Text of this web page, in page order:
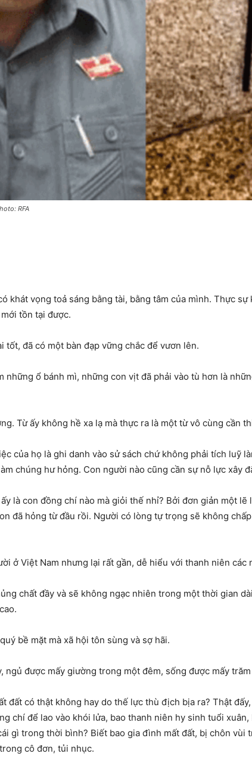
RFA
khát vọng toả sáng bằng tài, bằng tâm của mình. Thực
tồn tại được.
tốt, đã có một bàn đạp vững chắc để vươn lên.
ổ bánh mì, những con vịt đã phải vào tù hơn là
Từ ấy không hề xa lạ mà thực ra là một từ vô cùng cần
của họ là ghi danh vào sử sách chứ không phải tích luỹ
chúng hư hỏng. Con người nào cũng cần sự nỗ lực xây
là con đồng chí nào mà giỏi thế nhỉ? Bởi đơn giản một
đã hỏng từ đầu rồi. Người có lòng tự trọng sẽ không
ở Việt Nam nhưng lại rất gần, dễ hiểu với thanh niên các
chất đầy và sẽ không ngạc nhiên trong một thời gian
bề mặt mà xã hội tôn sùng và sợ hãi.
được mấy giường trong một đêm, sống được mấy
đất có thật không hay do thế lực thù địch bịa ra? Thật
chí để lao vào khói lửa, bao thanh niên hy sinh tuổi
gì trong thời bình? Biết bao gia đình mất đất, bị chôn vùi
cô đơn, tủi nhục.